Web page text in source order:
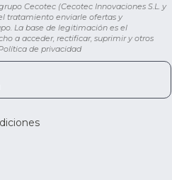
Cecotec (Cecotec Innovaciones S.L. y
tratamiento enviarle ofertas y
La base de legitimación es el
a acceder, rectificar, suprimir y otros
de privacidad